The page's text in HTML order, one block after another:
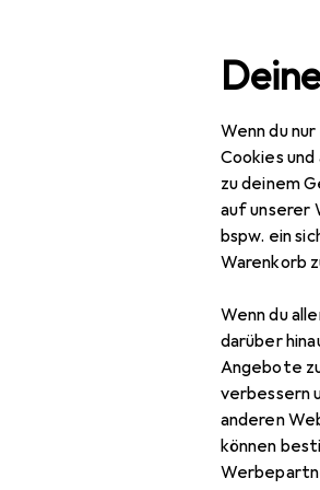
Wenn du
Cookies
zu deinem
auf unserer
bspw. ein
Warenkorb
Wenn du
darüber
Angebote
verbessern
anderen
können
Navigation nach Kategorien